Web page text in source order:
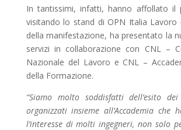
In tantissimi, infatti, hanno affollato il
visitando lo stand di OPN Italia Lavoro
della manifestazione, ha presentato la
servizi in collaborazione con CNL –
Nazionale del Lavoro e CNL –
della Formazione.
“Siamo molto soddisfatti dell’esito
organizzati insieme all’Accademia che
l’interesse di molti ingegneri, non solo